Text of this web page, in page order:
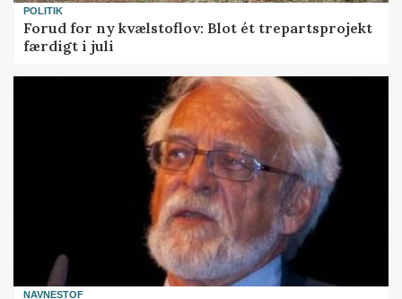
POLITIK
Forud for ny kvælstoflov: Blot ét trepartsprojekt
færdigt i juli
NAVNESTOF